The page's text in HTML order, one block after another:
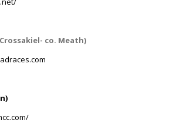
co. Meath)